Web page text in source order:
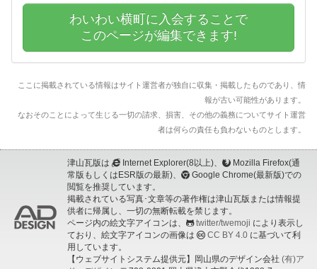
わいわい横町に入会することで
このページが編集できます!
ここに掲載されている情報はサイト運営者が独自に収集・掲載したものであり、情
報が古い可能性があります。
なおそのことによって生じる一切の請求、損害、その他の義務についてサイト運営
者は何らの責任も負わないものとします。
津山瓦版は Internet Explorer(8以上)、
Mozilla Firefox(通
常版もしくはESR版の最新)、
Google Chrome(最新版)での
閲覧を推奨しています。
掲載されている写真･文章等の著作権は津山瓦版または情報提
供者に帰属し、一切の無断転載を禁じます。
ページ内の絵文字アイコンは、
twitter/twemoji により表示し
ており、絵文字アイコンの画像は
CC BY 4.0 に基づいて利
用しています。
【ウェブサイトシステム提供元】岡山県のデザイン会社 (有)ア